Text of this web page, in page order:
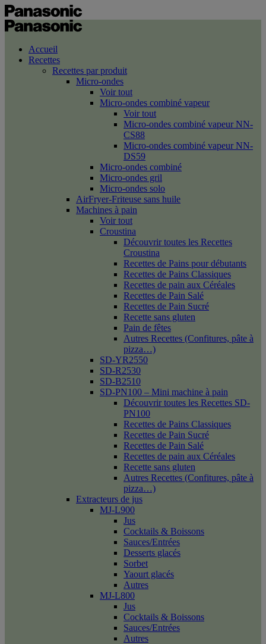
Accueil
Recettes
Recettes par produit
Micro-ondes
Voir tout
Micro-ondes combiné vapeur
Voir tout
Micro-ondes combiné vapeur NN-
CS88
Micro-ondes combiné vapeur NN-
DS59
Micro-ondes combiné
Micro-ondes gril
Micro-ondes solo
AirFryer-Friteuse sans huile
Machines à pain
Voir tout
Croustina
Découvrir toutes les Recettes
Croustina
Recettes de Pains pour débutants
Recettes de Pains Classiques
Recettes de pain aux Céréales
Recettes de Pain Salé
Recettes de Pain Sucré
Recette sans gluten
Pain de fêtes
Autres Recettes (Confitures, pâte à
pizza…)
SD-YR2550
SD-R2530
SD-B2510
SD-PN100 – Mini machine à pain
Découvrir toutes les Recettes SD-
PN100
Recettes de Pains Classiques
Recettes de Pain Sucré
Recettes de Pain Salé
Recettes de pain aux Céréales
Recette sans gluten
Autres Recettes (Confitures, pâte à
pizza…)
Extracteurs de jus
MJ-L900
Jus
Cocktails & Boissons
Sauces/Entrées
Desserts glacés
Sorbet
Yaourt glacés
Autres
MJ-L800
Jus
Cocktails & Boissons
Sauces/Entrées
Autres